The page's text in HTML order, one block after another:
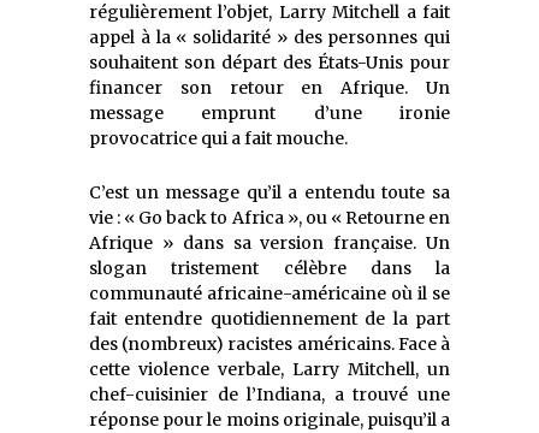
régulièrement l’objet, Larry Mitchell a fait
appel à la « solidarité » des personnes qui
souhaitent son départ des États-Unis pour
financer son retour en Afrique. Un
message emprunt d’une ironie
provocatrice qui a fait mouche.
C’est un message qu’il a entendu toute sa
vie : « Go back to Africa », ou « Retourne en
Afrique » dans sa version française. Un
slogan tristement célèbre dans la
communauté africaine-américaine où il se
fait entendre quotidiennement de la part
des (nombreux) racistes américains. Face à
cette violence verbale, Larry Mitchell, un
chef-cuisinier de l’Indiana, a trouvé une
réponse pour le moins originale, puisqu’il a